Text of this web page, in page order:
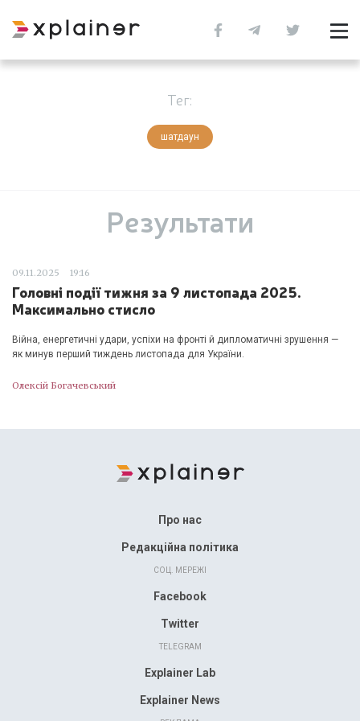
Тег:
шатдаун
Результати
09.11.2025 19:16
Головні події тижня за 9 листопада 2025.
Максимально стисло
Війна, енергетичні удари, успіхи на фронті й дипломатичні зрушення —
як минув перший тиждень листопада для України.
Олексій Богачевський
Про нас
Редакційна політика
СОЦ. МЕРЕЖІ
Facebook
Twitter
TELEGRAM
Explainer Lab
Explainer News